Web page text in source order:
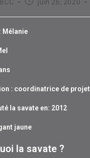
:
juin 26, 2020
Mélanie
: coordinatrice de projet
la savate en: 2012
jaune
la savate ?